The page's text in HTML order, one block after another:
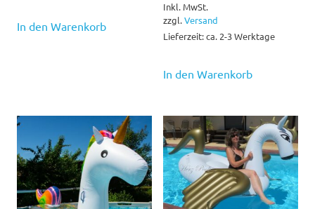
In den Warenkorb
Inkl. MwSt.
zzgl.Versand
Lieferzeit: ca. 2-3 Werktage
In den Warenkorb